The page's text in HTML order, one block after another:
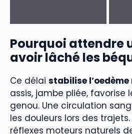
Pourquoi attendre
avoir lâché les
Ce délai stabilise
assis, jambe pliée, favorise
genou. Une circulation
les douleurs lors des
réflexes moteurs naturels